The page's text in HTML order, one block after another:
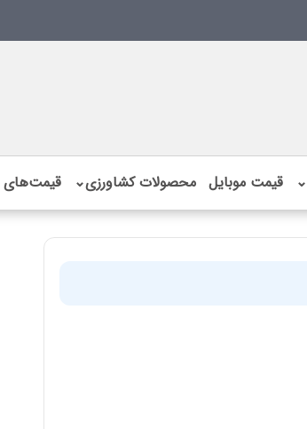
⌄ قیمت موبایل محصولات کشاورزی⌄ قیمت‌های